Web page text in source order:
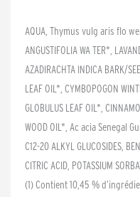
AQUA, Thymus vulg aris flo
ANGUSTIFOLIA WA TER*,
AZADIRACHTA INDICA BARK/
LEAF OIL*, CYMBOPOGON
GLOBULUS LEAF OIL*,
WOOD OIL*, Ac acia Senegal
C12-20 ALKYL GLUCOSIDES,
CITRIC ACID, POTASSIUM
(1) Contient 10,45 %